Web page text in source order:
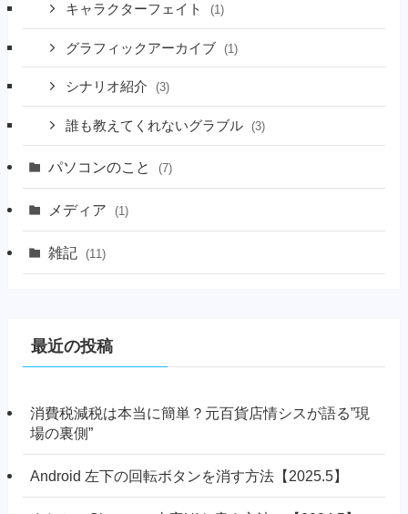
キャラクターフェイト (1)
グラフィックアーカイブ (1)
シナリオ紹介 (3)
誰も教えてくれないグラブル (3)
パソコンのこと (7)
メディア (1)
雑記 (11)
最近の投稿
消費税減税は本当に簡単？元百貨店情シスが語る”現
場の裏側”
Android 左下の回転ボタンを消す方法【2025.5】